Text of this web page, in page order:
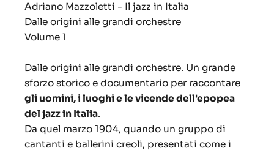
Adriano Mazzoletti - Il jazz in Italia
Dalle origini alle grandi orchestre
Volume 1
Dalle origini alle grandi orchestre. Un grande
sforzo storico e documentario per raccontare
gli uomini, i luoghi e le vicende dell'epopea
del jazz in Italia.
Da quel marzo 1904, quando un gruppo di
cantanti e ballerini creoli, presentati come i